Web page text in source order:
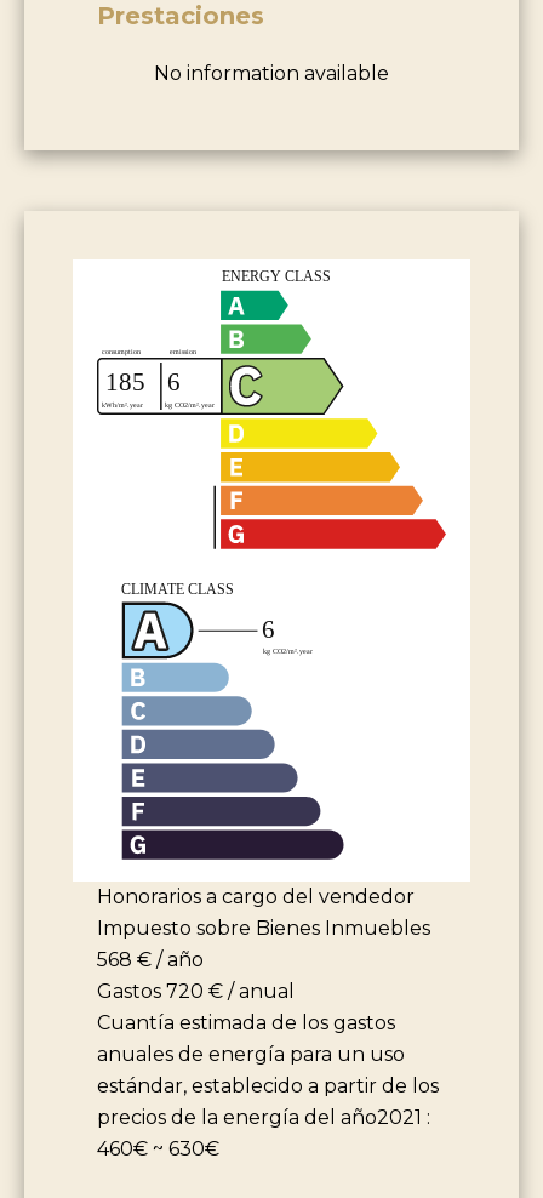
Prestaciones
No information available
Honorarios a cargo del vendedor
Impuesto sobre Bienes Inmuebles
568 € / año
Gastos 720 € / anual
Cuantía estimada de los gastos
anuales de energía para un uso
estándar, establecido a partir de los
precios de la energía del año2021 :
460€ ~ 630€